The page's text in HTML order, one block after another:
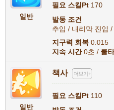
일반
필요 스킬Pt 170
발동 조건
추입 / 내리막 진입
지구력 회복 0.015
지속 시간0초 / 쿨
일반
책사 더보기+
필요 스킬Pt 110